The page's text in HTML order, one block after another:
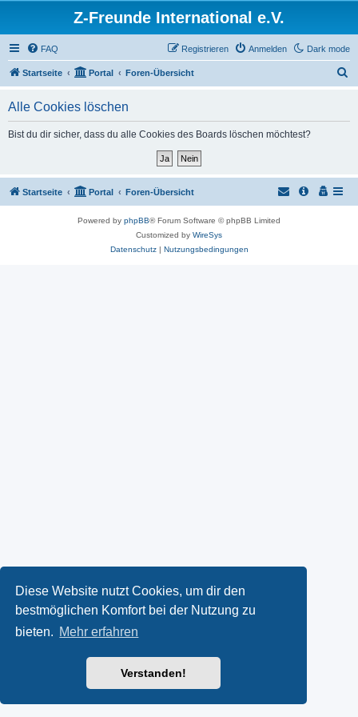
Diese Website nutzt Cookies, um dir den
bestmöglichen Komfort bei der Nutzung zu
bieten. Mehr erfahren
Verstanden!
Z-Freunde International e.V.
Dark mode
FAQ Anmelden
Registrieren
Startseite Portal Foren-Übersicht
Alle Cookies löschen
Bist du dir sicher, dass du alle Cookies des Boards löschen möchtest?
Startseite Portal Foren-Übersicht
Powered by phpBB® Forum Software © phpBB Limited
Customized by WireSys
Datenschutz| Nutzungsbedingungen